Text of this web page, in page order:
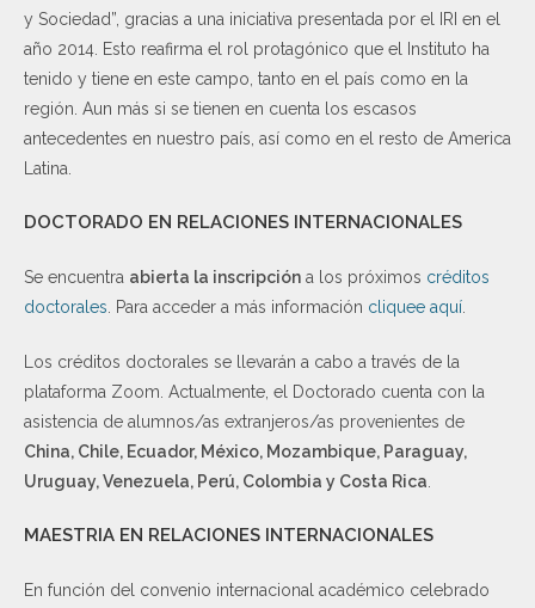
y Sociedad”, gracias a una iniciativa presentada por el IRI en el
año 2014. Esto reafirma el rol protagónico que el Instituto ha
tenido y tiene en este campo, tanto en el país como en la
región. Aun más si se tienen en cuenta los escasos
antecedentes en nuestro país, así como en el resto de America
Latina.
DOCTORADO EN RELACIONES INTERNACIONALES
Se encuentra abierta la inscripción a los próximos créditos
doctorales . Para acceder a más información cliquee aquí
Los créditos doctorales se llevarán a cabo a través de la
plataforma Zoom. Actualmente, el Doctorado cuenta con la
asistencia de alumnos/as extranjeros/as provenientes de
China, Chile, Ecuador, México, Mozambique, Paraguay,
Uruguay, Venezuela, Perú, Colombia y Costa Rica
MAESTRIA EN RELACIONES INTERNACIONALES
En función del convenio internacional académico celebrado